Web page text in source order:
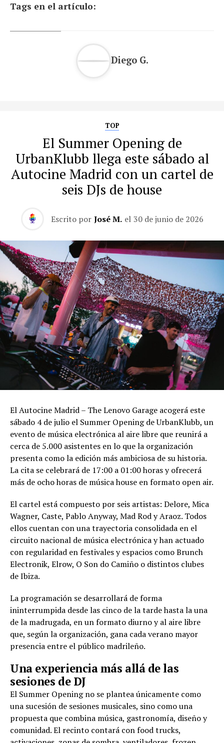
Tags en el artículo:
Diego G.
TOP
El Summer Opening de
UrbanKlubb llega este sábado al
Autocine Madrid con un cartel de
seis DJs de house
Escrito por José M. el 30 de junio de 2026
El Autocine Madrid – The Lenovo Garage acogerá este
sábado 4 de julio el Summer Opening de UrbanKlubb, un
evento de música electrónica al aire libre que reunirá a
cerca de 5.000 asistentes en lo que la organización
presenta como la edición más ambiciosa de su historia.
La cita se celebrará de 17:00 a 01:00 horas y ofrecerá
más de ocho horas de música house en formato open air.
El cartel está compuesto por seis artistas: Delore, Mica
Wagner, Caste, Pablo Anyway, Mad Rod y Araoz. Todos
ellos cuentan con una trayectoria consolidada en el
circuito nacional de música electrónica y han actuado
con regularidad en festivales y espacios como Brunch
Electronik, Elrow, O Son do Camiño o distintos clubes
de Ibiza.
La programación se desarrollará de forma
ininterrumpida desde las cinco de la tarde hasta la una
de la madrugada, en un formato diurno y al aire libre
que, según la organización, gana cada verano mayor
presencia entre el público madrileño.
Una experiencia más allá de las
sesiones de DJ
El Summer Opening no se plantea únicamente como
una sucesión de sesiones musicales, sino como una
propuesta que combina música, gastronomía, diseño y
comunidad. El recinto contará con food trucks,